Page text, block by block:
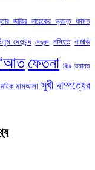
জাকির নায়েকের ভ্রান্ত ধর্মমত
দেওবন্দ দেওবন্দ নসিহত নামাজ
ফেতনা বিয়ে ভ্রান্ত
মাসআলা সুখী দাম্পত্যের